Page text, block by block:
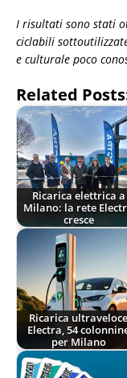
I risultati sono stati
ciclabili
e culturale poco
Related
Ricarica elettrica a
Milano: la rete
cresce
Ricarica ultraveloce
Electra, 54
per Milano